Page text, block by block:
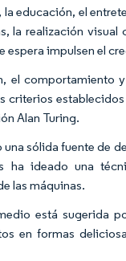
la educación, el
la realización
espera impulsen el
el
criterios
Alan Turing.
sólida fuente de
ha ideado una
las máquinas.
está sugerida
en formas